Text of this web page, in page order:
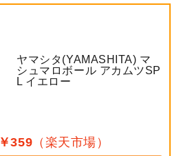
ヤマシタ(YAMASHITA) マ
シュマロボール アカムツSP
L イエロー
￥359 （楽天市場）